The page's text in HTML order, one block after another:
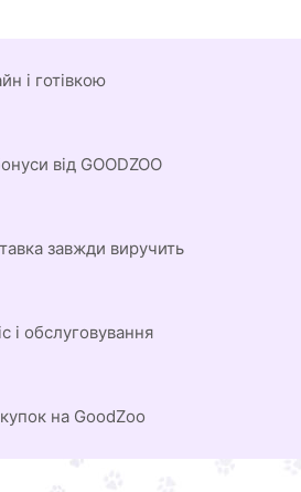
і готівкою
від GOODZOO
завжди виручить
і обслуговування
на GoodZoo